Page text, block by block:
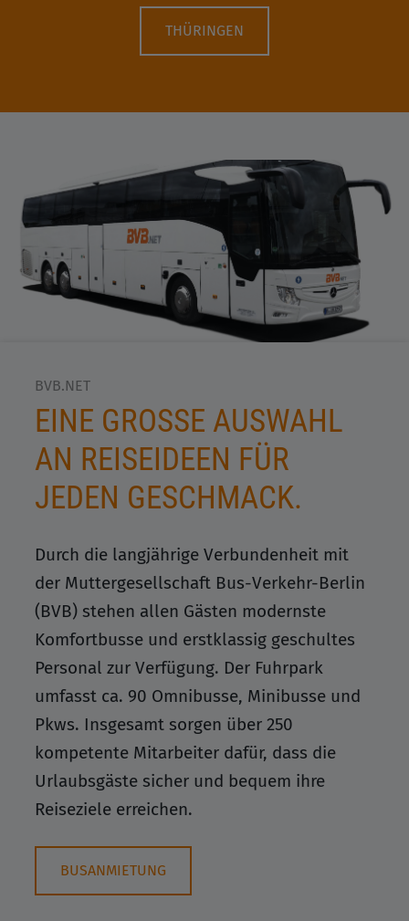
THÜRINGEN
BVB.NET
EINE GROSSE AUSWAHL A
N REISEIDEEN FÜR J
EDEN GESCHMACK.
Durch die langjährige Verbundenheit mit
der Muttergesellschaft Bus-Verkehr-Berlin
(BVB) stehen allen Gästen modernste
Komfortbusse und erstklassig geschultes
Personal zur Verfügung. Der Fuhrpark
umfasst ca. 90 Omnibusse, Minibusse und
Pkws. Insgesamt sorgen über 250
kompetente Mitarbeiter dafür, dass die
Urlaubsgäste sicher und bequem ihre
Reiseziele erreichen.
BUSANMIETUNG